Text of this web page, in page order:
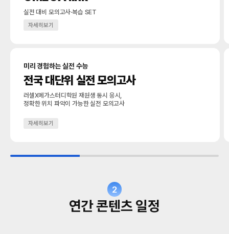
실전 대비 모의고사·복습 SET
자세히보기
미리 경험하는 실전 수능
전국 대단위 실전 모의고사
러셀X메가스터디학원 재원생 동시 응시,
정확한 위치 파악이 가능한 실전 모의고사
자세히보기
2
연간 콘텐츠 일정